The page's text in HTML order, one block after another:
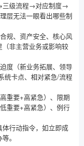
三级流程→对应制度→
层无法一眼看出哪些制
规、资产安全、核心风
非主营业务或影响较
度（新业务拓展、领导
统卡点、相对紧急/流程
重要+高紧急）、限期
重要+高紧急）、例行
行动指令，如立即成
。